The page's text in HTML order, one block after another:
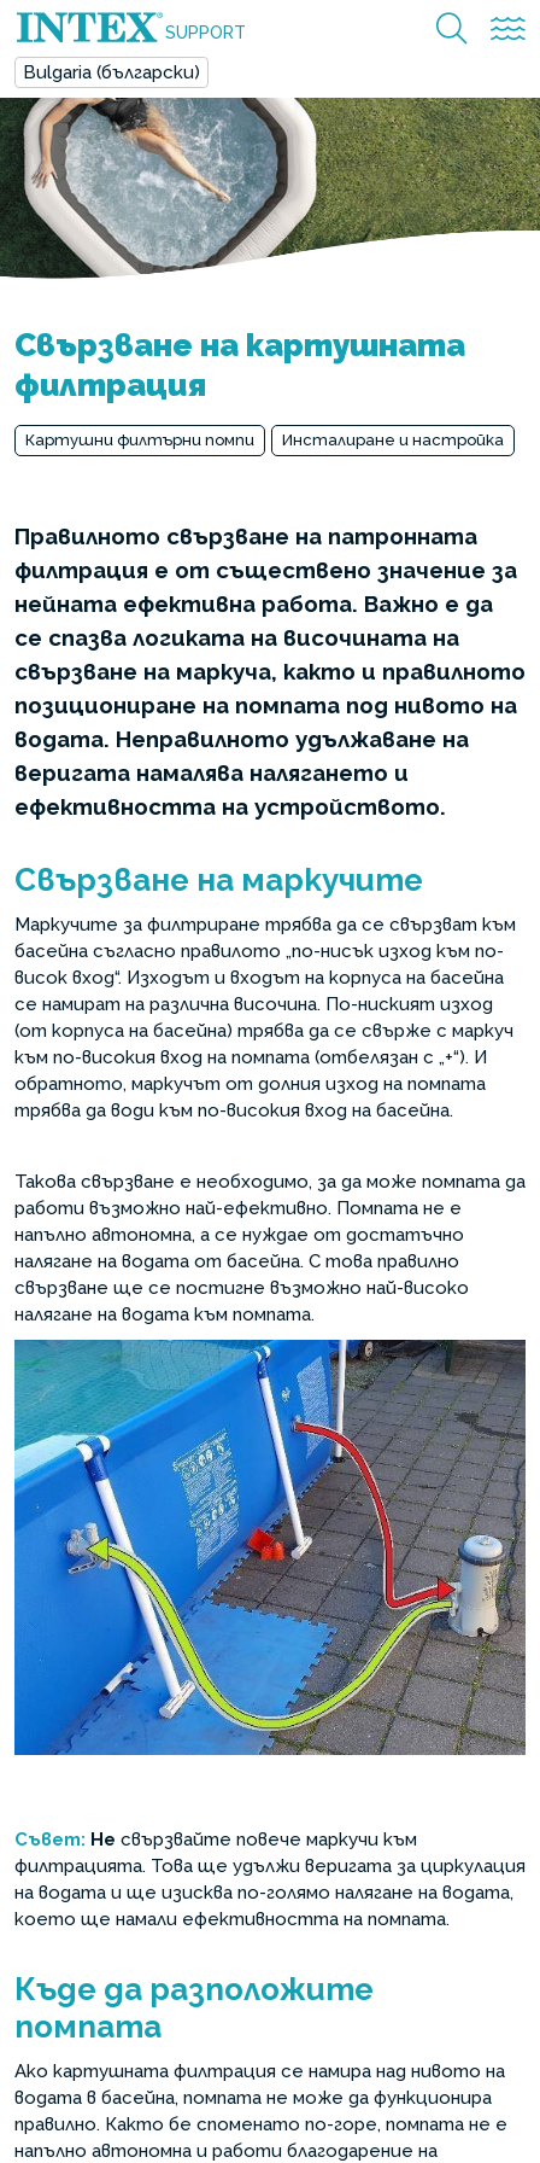
SUPPORT
Bulgaria (български)
Свързване на картушната
филтрация
Картушни филтърни помпи Инсталиране и настройка
Правилното свързване на патронната
филтрация е от съществено значение за
нейната ефективна работа. Важно е да
се спазва логиката на височината на
свързване на маркуча, както и правилното
позициониране на помпата под нивото на
водата. Неправилното удължаване на
веригата намалява налягането и
ефективността на устройството.
Свързване на маркучите
Маркучите за филтриране трябва да се свързват към
басейна съгласно правилото „по-нисък изход към по-
висок вход“. Изходът и входът на корпуса на басейна
се намират на различна височина. По-ниският изход
(от корпуса на басейна) трябва да се свърже с маркуч
към по-високия вход на помпата (отбелязан с „+“). И
обратното, маркучът от долния изход на помпата
трябва да води към по-високия вход на басейна.
Такова свързване е необходимо, за да може помпата да
работи възможно най-ефективно. Помпата не е
напълно автономна, а се нуждае от достатъчно
налягане на водата от басейна. С това правилно
свързване ще се постигне възможно най-високо
налягане на водата към помпата.
Съвет: Не свързвайте повече маркучи към
филтрацията. Това ще удължи веригата за циркулация
на водата и ще изисква по-голямо налягане на водата,
което ще намали ефективността на помпата.
Къде да разположите
помпата
Ако картушната филтрация се намира над нивото на
водата в басейна, помпата не може да функционира
правилно. Както бе споменато по-горе, помпата не е
напълно автономна и работи благодарение на